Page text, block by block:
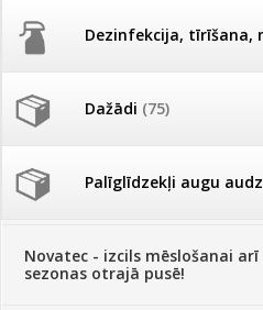
Dezinfekcija, tīrīšana,
Dažādi (75)
Palīglīdzekļi augu
Ievešanas atļaujas 2025
Visas datu drošības lapas (DDL)
vienuviet
Klientu Diena
Novatec - izcils mēslošanai arī
sezonas otrajā pusē!